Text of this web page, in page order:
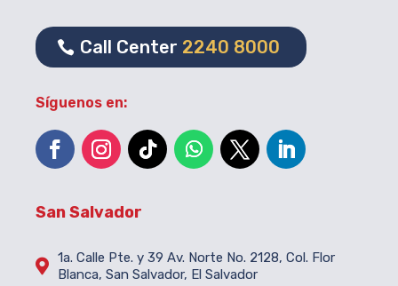
Call Center 2240 8000
Síguenos en:
San Salvador
 1a. Calle Pte. y 39 Av. Norte No. 2128, Col. Flor
Blanca, San Salvador, El Salvador